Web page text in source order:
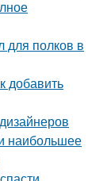
полков в
добавить
наибольшее